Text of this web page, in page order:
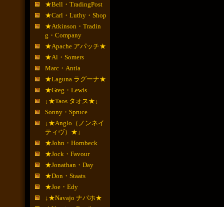
★Bell・TradingPost
★Carl・Luthy・Shop
★Atkinson・Tradin
g・Company
★Apache アパッチ★
★Al・Somers
Marc・Antia
★Laguna ラグーナ★
★Greg・Lewis
↓★Taos タオス★↓
Sonny・Spruce
↓★Anglo（ノンネイ
ティヴ）★↓
★John・Hornbeck
★Jock・Favour
★Jonathan・Day
★Don・Staats
★Joe・Edy
↓★Navajo ナバホ★